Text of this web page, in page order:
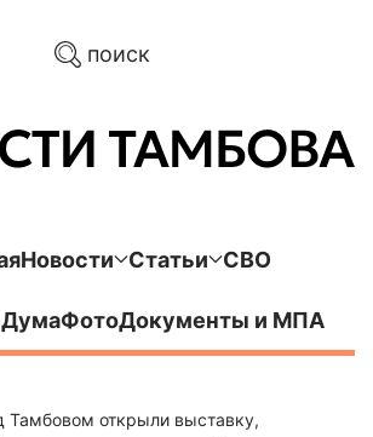
поиск
Новости Статьи СВО
ДумаФотоДокументы и МПА
Тамбовом открыли выставку,